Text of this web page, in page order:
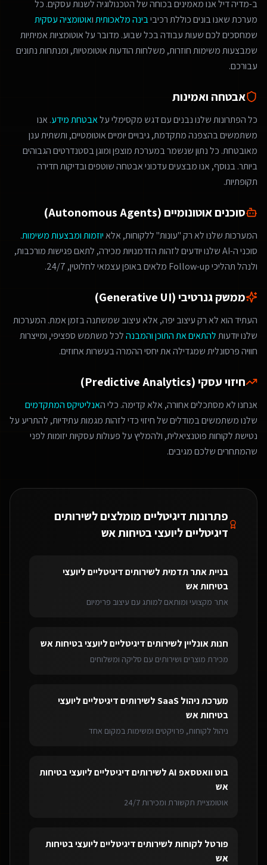
ב-מדיה דיל אנו מאמינים בכוחה של הטכנולוגיה לשנות עסקים. כל
מערכת שאנו בונים כוללת רכיביבינה מלאכותיתואוטומציה עסקית
שמחסכים לכם שעות עבודה בכל שבוע. מדובר על אוטומציות אמיתיות
שמבצעות משימות חוזרות, משלחות הודעות אוטומטיות, ומנתחות נתונים
עבורכם.
אבטחה ואמינות
כל הפתרונות שלנו נבנים עם דגש מקסימלי עלאבטחת מידע. אנו
משתמשים בהצפנה מתקדמת, גיבויים יומיים אוטומטיים, ותשתית ענן
מאובטחת. כל נתון שנשמר במערכת מוצפן ומוגן בסטנדרטים הגבוהים
ביותר. בנוסף, אנו מבצעים עדכוני אבטחה שוטפים ובדיקות חדירה
תקופתיות.
סוכנים אוטונומיים (Autonomous Agents)
המערכות שלנו לא רק "עונות" ללקוחות, אלאיוזמות ומבצעות משימות.
סוכני ה-AI שלנו יודעים לזהות הזדמנויות מכירה, לתאם פגישות מורכבות,
ולנהל תהליכי Follow-up מלאים באופן עצמאי לחלוטין, 24/7.
ממשק גנרטיבי (Generative UI)
העתיד הוא לא רק עיצוב יפה, אלא עיצוב שמשתנה בזמן אמת. המערכות
שלנו יודעותלהתאים את התוכן והמבנהלכל משתמש ספציפי, ומייצרות
חוויה פרסונלית שמגדילה את יחסי ההמרה בעשרות אחוזים.
חיזוי עסקי (Predictive Analytics)
אנחנו לא מסתכלים אחורה, אלא קדימה. כלי האנליטיקס המתקדמים
שלנו משתמשים במודלים של חיזוי כדי לזהות מגמות עתידיות, להתריע על
נטישת לקוחות פוטנציאלית, ולהמליץ על פעולות עסקיות יזומות לפני
שהמתחרים שלכם מגיבים.
פתרונות דיגיטליים מומלצים לשירותים
דיגיטליים ליועצי בטיחות אש
בניית אתר תדמיתלשירותים דיגיטליים ליועצי
בטיחות אש
אתר מקצועי ומותאם למותג עם עיצוב פרימיום
חנות אונלייןלשירותים דיגיטליים ליועצי בטיחות אש
מכירת מוצרים ושירותים עם סליקה ומשלוחים
מערכת ניהול SaaS לשירותים דיגיטליים ליועצי
בטיחות אש
ניהול לקוחות, פרויקטים ומשימות במקום אחד
בוט וואטסאפ AI לשירותים דיגיטליים ליועצי בטיחות
אש
אוטומציית תקשורת ומכירות 24/7
פורטל לקוחותלשירותים דיגיטליים ליועצי בטיחות
אש